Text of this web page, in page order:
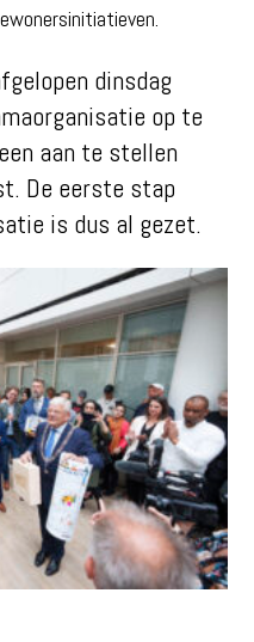
dinsdag
op te
aan te stellen
De eerste stap
is dus al gezet.